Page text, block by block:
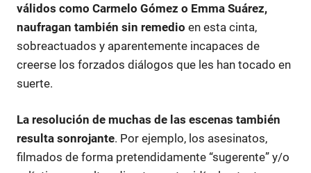
válidos como Carmelo Gómez o Emma Suárez,
naufragan también sin remedio en esta cinta,
sobreactuados y aparentemente incapaces de
creerse los forzados diálogos que les han tocado en
suerte.
La resolución de muchas de las escenas también
resulta sonrojante. Por ejemplo, los asesinatos,
filmados de forma pretendidamente “sugerente” y/o